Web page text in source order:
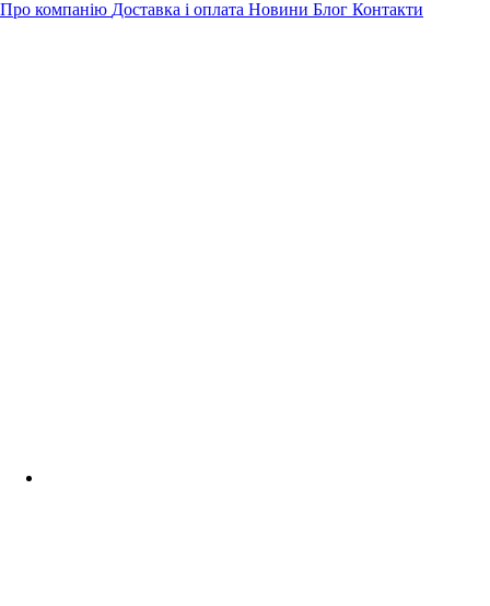
Про компанію Доставка і оплата Новини Блог Контакти